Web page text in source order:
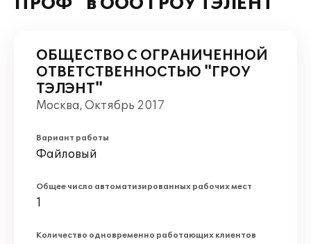
ОБЩЕСТВО С ОГРАНИЧЕННОЙ
ОТВЕТСТВЕННОСТЬЮ "ГРОУ
ТЭЛЭНТ"
Москва, Октябрь 2017
Вариант работы
Файловый
Общее число автоматизированных рабочих мест
1
Количество одновременно работающих клиентов